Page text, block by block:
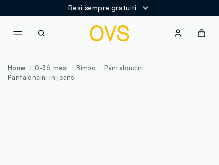
Resi sempre gratuiti
Home 0-36 mesi Bimbo
Pantaloncini
Pantaloncini in jeans